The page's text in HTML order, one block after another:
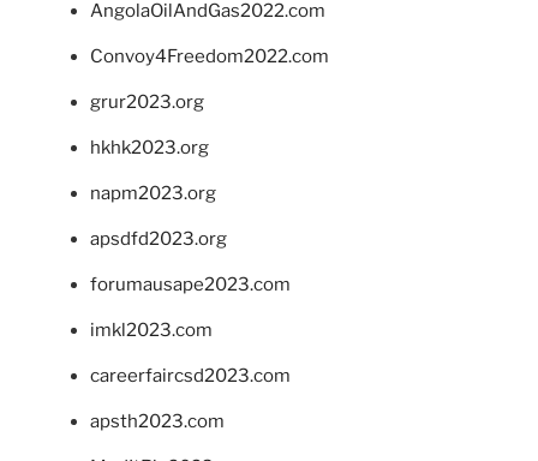
AngolaOilAndGas2022.com
Convoy4Freedom2022.com
grur2023.org
hkhk2023.org
napm2023.org
apsdfd2023.org
forumausape2023.com
imkl2023.com
careerfaircsd2023.com
apsth2023.com